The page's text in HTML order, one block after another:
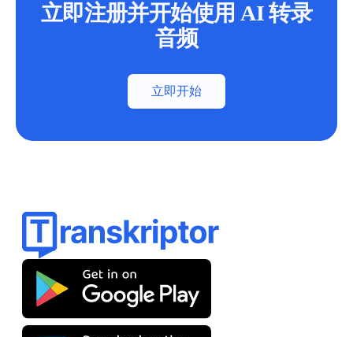
立即注册并开始使用 AI 转录
音频
立即开始